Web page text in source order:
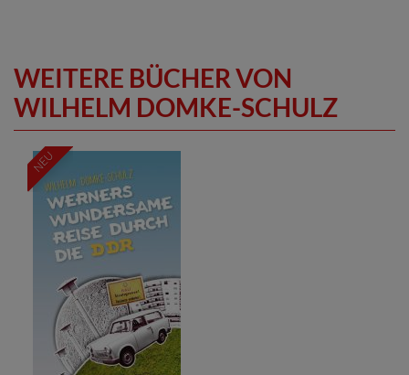
WEITERE BÜCHER VON
WILHELM DOMKE-SCHULZ
NEU